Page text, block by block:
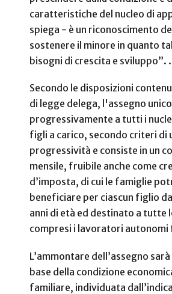
caratteristiche del nucleo di
spiega - è un riconoscimento
sostenere il minore in quanto
bisogni di crescita e sviluppo”. .
Secondo le disposizioni
di legge delega, l'assegno
progressivamente a tutti i
figli a carico, secondo criteri di
progressività e consiste in un
mensile, fruibile anche come
d’imposta, di cui le famiglie
beneficiare per ciascun figlio
anni di età ed destinato a tutte
compresi i lavoratori autonomi
L’ammontare dell’assegno
base della condizione
familiare, individuata